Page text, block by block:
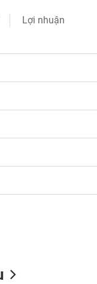
Lợi nhuận